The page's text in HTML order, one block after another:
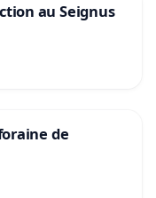
au Seignus
de